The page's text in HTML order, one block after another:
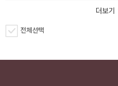
더보기
전체선택